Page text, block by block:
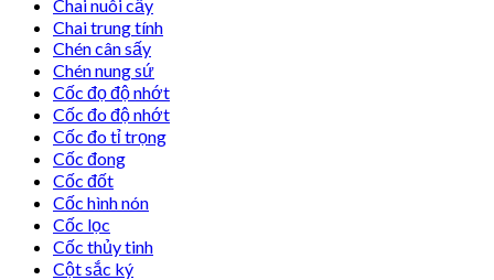
Chai nuôi cấy
Chai trung tính
Chén cân sấy
Chén nung sứ
Cốc đọ độ nhớt
Cốc đo độ nhớt
Cốc đo tỉ trọng
Cốc đong
Cốc đốt
Cốc hình nón
Cốc lọc
Cốc thủy tinh
Cột sắc ký